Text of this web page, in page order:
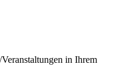
in Ihrem